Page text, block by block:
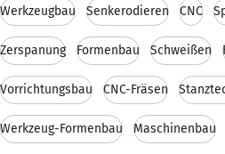
Werkzeugbau Senkerodieren CNC
Zerspanung Formenbau Schweißen
Vorrichtungsbau CNC-Fräsen
Werkzeug-Formenbau Maschinenbau